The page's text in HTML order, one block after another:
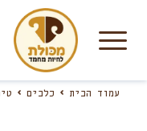
עמוד הבית כלבים